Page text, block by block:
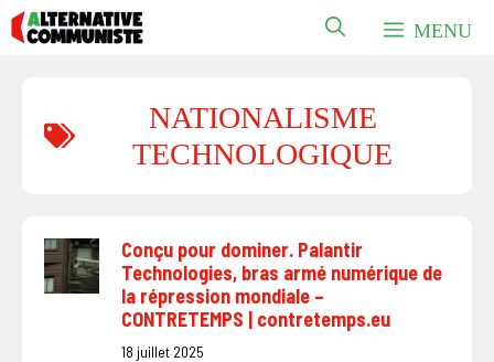
Aller
au
MENU
NATIONALISME
TECHNOLOGIQUE
Conçu pour dominer. Palantir
Technologies, bras armé numérique de
la répression mondiale –
CONTRETEMPS | contretemps.eu
18 juillet 2025